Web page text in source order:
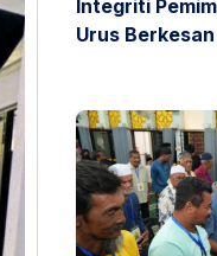
Integriti
Urus